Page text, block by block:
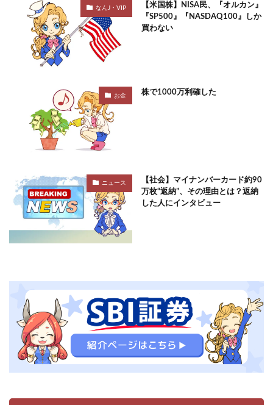
なんJ・VIP
【米国株】NISA民、『オルカン』
『SP500』『NASDAQ100』しか
買わない
お金 株で1000万利確した
ニュース
【社会】マイナンバーカード約90
万枚“返納”、その理由とは？返納
した人にインタビュー